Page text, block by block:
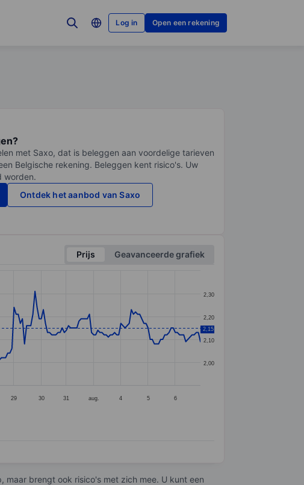
Log in Open een rekening
met Saxo, dat is beleggen aan voordelige tarieven
Belgische rekening. Beleggen kent risico's. Uw
worden.
Ontdek het aanbod van Saxo
Prijs
Geavanceerde grafiek
29 30 31 aug. 4 5 6
2,00
2,10
2,20
2,30
2,15
maar brengt ook risico's met zich mee. U kunt een